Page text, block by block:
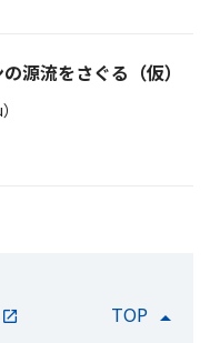
源流をさぐる（仮）
TOP